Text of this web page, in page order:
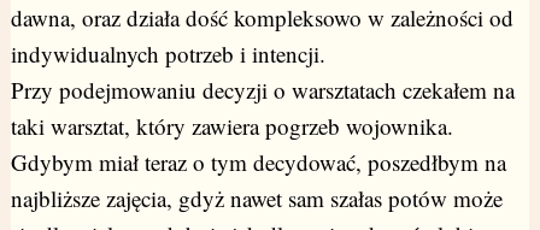
dawna, oraz działa dość kompleksowo w zależności od
indywidualnych potrzeb i intencji.
Przy podejmowaniu decyzji o warsztatach czekałem na
taki warsztat, który zawiera pogrzeb wojownika.
Gdybym miał teraz o tym decydować, poszedłbym na
najbliższe zajęcia, gdyż nawet sam szałas potów może